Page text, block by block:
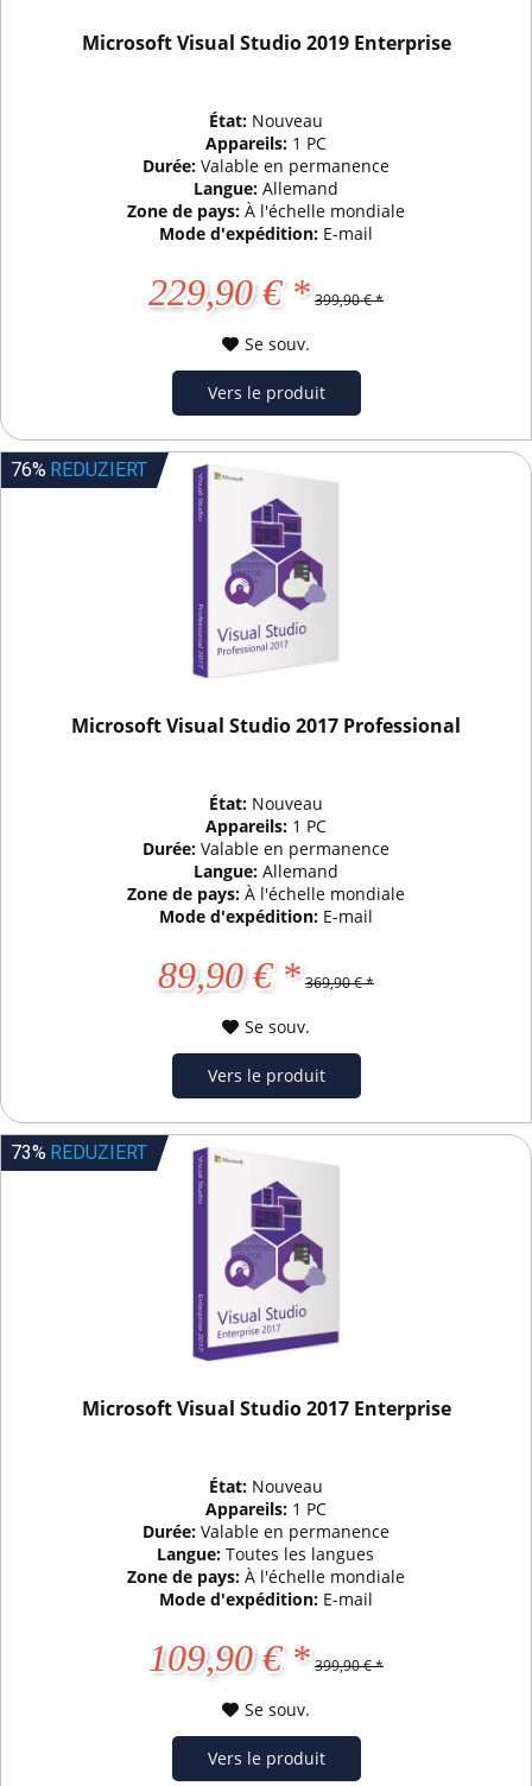
Microsoft Visual Studio 2019 Enterprise
État: Nouveau
Appareils: 1 PC
Durée: Valable en permanence
Langue: Allemand
Zone de pays: À l'échelle mondiale
Mode d'expédition: E-mail
229,90 € * 399,90 € *
Se souv.
Vers le produit
76% REDUZIERT
Microsoft Visual Studio 2017 Professional
État: Nouveau
Appareils: 1 PC
Durée: Valable en permanence
Langue: Allemand
Zone de pays: À l'échelle mondiale
Mode d'expédition: E-mail
89,90 € * 369,90 € *
Se souv.
Vers le produit
73% REDUZIERT
Microsoft Visual Studio 2017 Enterprise
État: Nouveau
Appareils: 1 PC
Durée: Valable en permanence
Langue:Toutes les langues
Zone de pays: À l'échelle mondiale
Mode d'expédition: E-mail
109,90 € * 399,90 € *
Se souv.
Vers le produit